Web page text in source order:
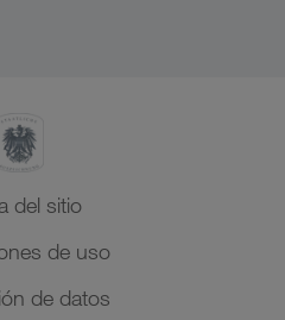
del sitio
de uso
de datos